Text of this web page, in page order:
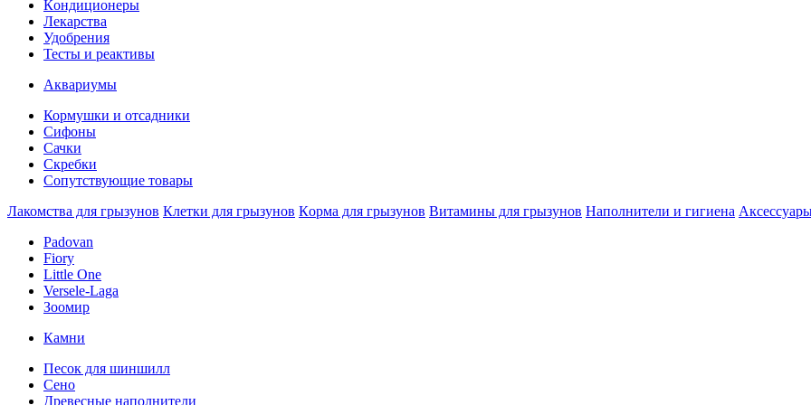
Кoндиционеры
Лекарства
Удобрения
Тесты и реактивы
Аквaриумы
Кормушки и отсадники
Сифоны
Сачки
Скребки
Сопутствующие товары
Лакомства для грызунов Клетки для грызунов Кoрма для грызунов Витамины для грызунов Наполнители и гигиена
Padovan
Fiory
Little One
Versele-Laga
Зоомир
Камни
Песок для шиншилл
Сено
Древесные наполнители